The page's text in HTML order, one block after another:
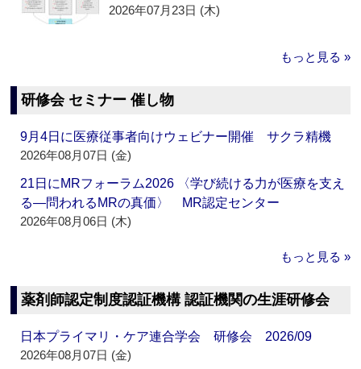
2026年07月23日 (木)
もっと見る »
研修会 セミナー 催し物
9月4日に医療従事者向けウェビナー開催 サクラ精機
2026年08月07日 (金)
21日にMRフォーラム2026 〈学び続ける力が医療を支え
る―問われるMRの真価〉 MR認定センター
2026年08月06日 (木)
もっと見る »
薬剤師認定制度認証機構 認証機関の生涯研修会
日本プライマリ・ケア連合学会 研修会 2026/09
2026年08月07日 (金)